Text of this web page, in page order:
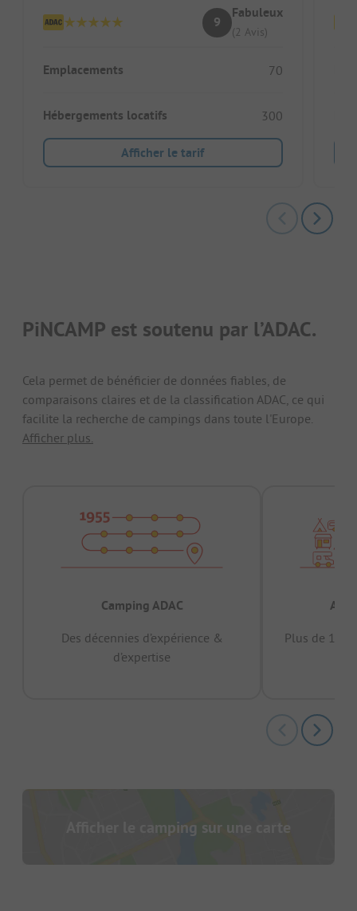
9
Fabuleux
(2 Avis)
Emplacements 70
Hébergements locatifs 300
Afficher le tarif
PiNCAMP est soutenu par l’ADAC.
Cela permet de bénéficier de données fiables, de
comparaisons claires et de la classification ADAC, ce qui
facilite la recherche de campings dans toute l'Europe.
Afficher plus.
Camping ADAC
Des décennies d’expérience &
d’expertise
Plus de 15
Afficher le camping sur une carte